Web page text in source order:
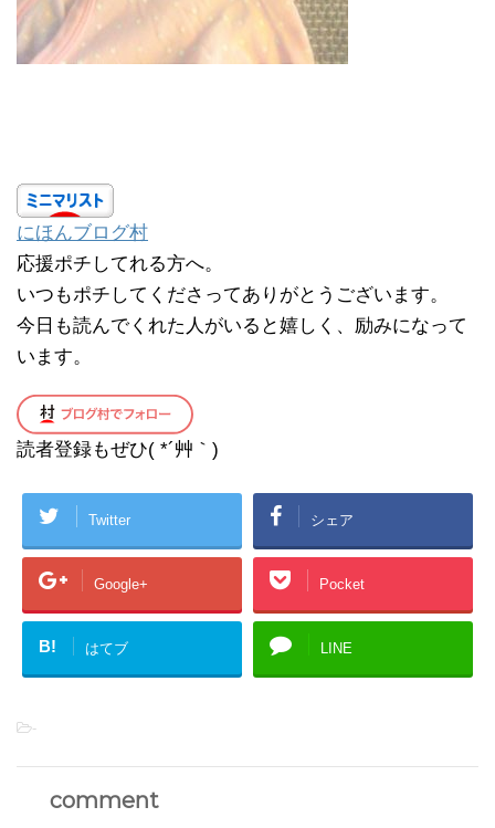
にほんブログ村
応援ポチしてれる方へ。
いつもポチしてくださってありがとうございます。
今日も読んでくれた人がいると嬉しく、励みになって
います。
読者登録もぜひ( *´艸｀)
Twitter シェア
Google+ Pocket
B! はてブ LINE
-
comment